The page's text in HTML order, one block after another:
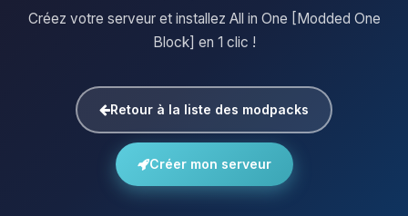
Créez votre serveur et installez All in One [Modded One
Block] en 1 clic !
Retour à la liste des modpacks
Créer mon serveur